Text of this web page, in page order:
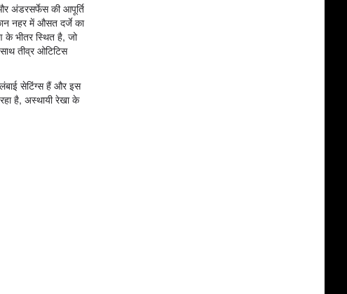
अंडरसर्फेस की आपूर्ति
नहर में औसत दर्जे का
के भीतर स्थित है, जो
तीव्र ओटिटिस
सेटिंग्स हैं और इस
है, अस्थायी रेखा के